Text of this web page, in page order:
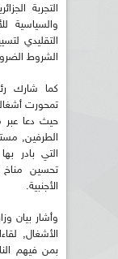
التجربة
والسياسية
التقليدي
الشروط
كما شارك
تمحورت
حيث دعا عبر
الطرفين,
التي بادر
تحسين مناخ
الأجنبية.
وأشار بيان
الأشغال,
بمن فيهم